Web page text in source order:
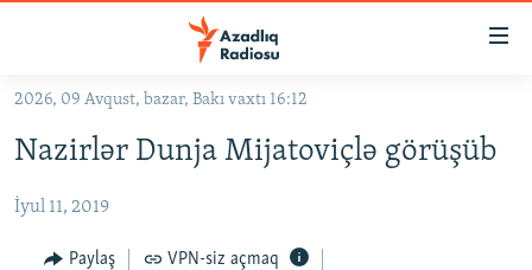
Əsas
qayıt
naviqasiyaya
KORRUPSIOMETR
#ƏSLINDƏ
2026, 09 Avqust, bazar, Bakı vaxtı 16:12
Nazirlәr Dunja Mijatoviçlә görüşüb
İyul 11, 2019
Paylaş VPN-siz açmaq